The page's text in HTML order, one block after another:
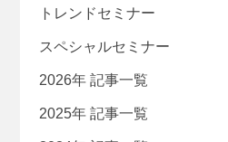
トレンドセミナー
スペシャルセミナー
2026年 記事一覧
2025年 記事一覧